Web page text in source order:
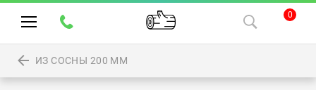
0
ИЗ СОСНЫ 200 ММ